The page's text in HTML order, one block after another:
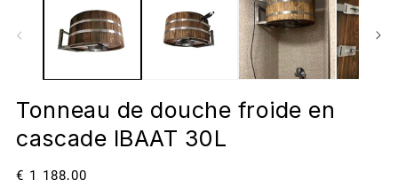
Tonneau de douche froide en
cascade IBAAT 30L
Prix
€ 1 188,00